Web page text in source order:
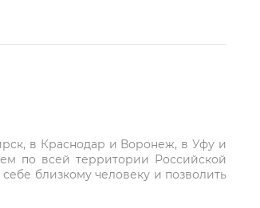
в Краснодар и Воронеж, в Уфу и
по всей территории Российской
близкому человеку и позволить